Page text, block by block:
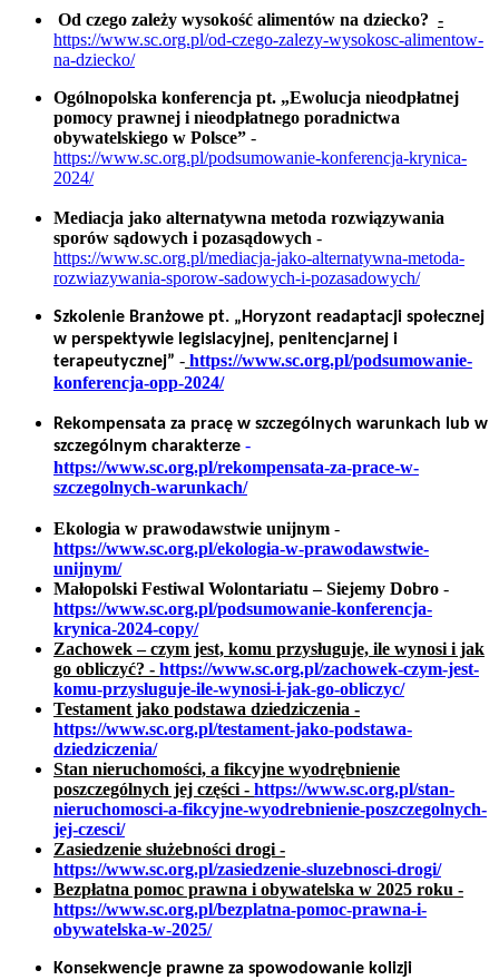
Od czego zależy wysokość alimentów na dziecko? -
https://www.sc.org.pl/od-czego-zalezy-wysokosc-alimentow-
na-dziecko/
Ogólnopolska konferencja pt. „Ewolucja nieodpłatnej
pomocy prawnej i nieodpłatnego poradnictwa
obywatelskiego w Polsce” -
https://www.sc.org.pl/podsumowanie-konferencja-krynica-
2024/
Mediacja jako alternatywna metoda rozwiązywania
sporów sądowych i pozasądowych -
https://www.sc.org.pl/mediacja-jako-alternatywna-metoda-
rozwiazywania-sporow-sadowych-i-pozasadowych/
Szkolenie Branżowe pt. „Horyzont readaptacji społecznej
w perspektywie legislacyjnej, penitencjarnej i
terapeutycznej” - https://www.sc.org.pl/podsumowanie-
konferencja-opp-2024/
Rekompensata za pracę w szczególnych warunkach lub w
szczególnym charakterze -
https://www.sc.org.pl/rekompensata-za-prace-w-
szczegolnych-warunkach/
Ekologia w prawodawstwie unijnym -
https://www.sc.org.pl/ekologia-w-prawodawstwie-
unijnym/
Małopolski Festiwal Wolontariatu – Siejemy Dobro -
https://www.sc.org.pl/podsumowanie-konferencja-
krynica-2024-copy/
Zachowek – czym jest, komu przysługuje, ile wynosi i jak
go obliczyć? - https://www.sc.org.pl/zachowek-czym-jest-
komu-przysluguje-ile-wynosi-i-jak-go-obliczyc/
Testament jako podstawa dziedziczenia -
https://www.sc.org.pl/testament-jako-podstawa-
dziedziczenia/
Stan nieruchomości, a fikcyjne wyodrębnienie
poszczególnych jej części - https://www.sc.org.pl/stan-
nieruchomosci-a-fikcyjne-wyodrebnienie-poszczegolnych-
jej-czesci/
Zasiedzenie służebności drogi -
https://www.sc.org.pl/zasiedzenie-sluzebnosci-drogi/
Bezpłatna pomoc prawna i obywatelska w 2025 roku -
https://www.sc.org.pl/bezplatna-pomoc-prawna-i-
obywatelska-w-2025/
Konsekwencje prawne za spowodowanie kolizji